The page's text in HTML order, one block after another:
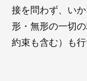
接を問わず、い
形・無形の一切
約束も含む）も行